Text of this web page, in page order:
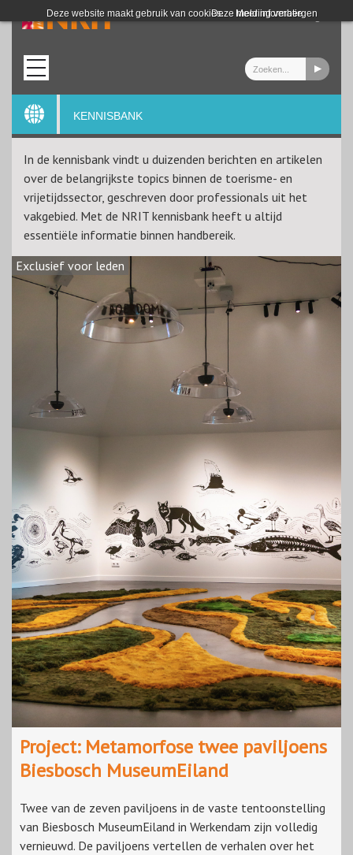
Deze website maakt gebruik van cookies. Meer informatie
Deze melding verbergen
Login
KENNISBANK
In de kennisbank vindt u duizenden berichten en artikelen
over de belangrijkste topics binnen de toerisme- en
vrijetijdssector, geschreven door professionals uit het
vakgebied. Met de NRIT kennisbank heeft u altijd
essentiële informatie binnen handbereik.
Exclusief voor leden
Project: Metamorfose twee paviljoens
Biesbosch MuseumEiland
Twee van de zeven paviljoens in de vaste tentoonstelling
van Biesbosch MuseumEiland in Werkendam zijn volledig
vernieuwd. De paviljoens vertellen de verhalen over het